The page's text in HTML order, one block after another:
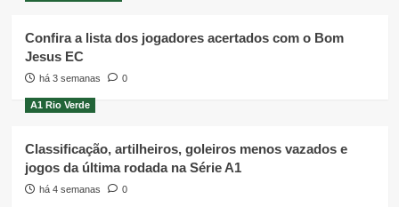
Confira a lista dos jogadores acertados com o Bom
Jesus EC
há 3 semanas 0
A1 Rio Verde
Classificação, artilheiros, goleiros menos vazados e
jogos da última rodada na Série A1
há 4 semanas 0